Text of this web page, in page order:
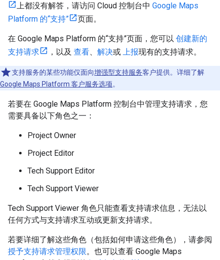
上都没有解答，请访问 Cloud 控制台中 Google Maps
Platform 的“支持”
页面。
在 Google Maps Platform 的“支持”页面，您可以 创建新的
支持请求
，以及 查看 解决或 上报现有的支持请求。
支持服务的某些功能仅面向增强型支持服务客户提供。详细了解
Google Maps Platform 客户服务选项。
若要在 Google Maps Platform 控制台中管理支持请求，您
需要具备以下角色之一：
Project Owner
Project Editor
Tech Support Editor
Tech Support Viewer
Tech Support Viewer 角色只能查看支持请求信息，无法以
任何方式与支持请求互动或更新支持请求。
若要详细了解这些角色（包括如何申请这些角色），请参阅
授予支持请求管理权限。也可以查看 Google Maps